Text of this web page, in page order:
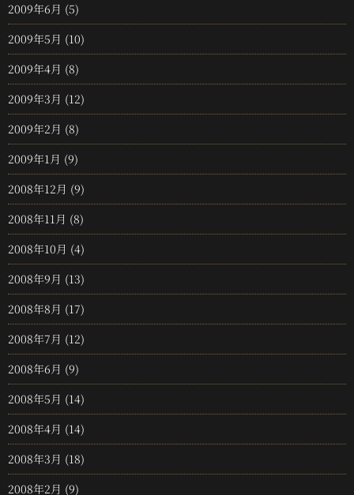
2009年6月 (5)
2009年5月 (10)
2009年4月 (8)
2009年3月 (12)
2009年2月 (8)
2009年1月 (9)
2008年12月 (9)
2008年11月 (8)
2008年10月 (4)
2008年9月 (13)
2008年8月 (17)
2008年7月 (12)
2008年6月 (9)
2008年5月 (14)
2008年4月 (14)
2008年3月 (18)
2008年2月 (9)